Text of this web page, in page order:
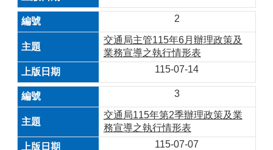
2
交通局主管115年6月辦理政策及
業務宣導之執行情形表
115-07-14
3
交通局115年第2季辦理政策及業
務宣導之執行情形表
115-07-07